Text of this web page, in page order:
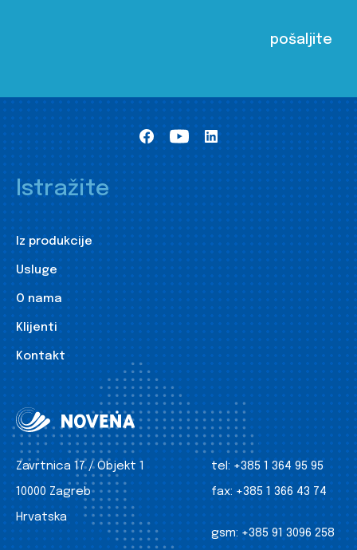
Istražite
Iz produkcije
Usluge
O nama
Klijenti
Kontakt
Zavrtnica 17 / Objekt 1
10000 Zagreb
Hrvatska
tel: +385 1 364 95 95
fax: +385 1 366 43 74
gsm: +385 91 3096 258